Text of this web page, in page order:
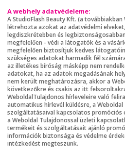
A webhely adatvédeleme:
A StudioFlash Beauty Kft. (a
létrehozta azokat az adatvédelmi
legdiszkrétebben és
megfelelően - védi a látogatók és a
megfelelően biztosítjuk kedves
szükséges adatokat harmadik fél
az illetékes bíróság másképp nem
adatokat, ha az adatok megadásának
nem került meghatározásra, akkor a
következőkre és csakis az itt
WeboldalTulajdonos hírleveleire való
automatikus hírlevél küldésre, a
szolgáltatásaival kapcsolatos promóciós
a Weboldal Tulajdonossal üzleti
termékeit és szolgáltatásait ajánló
információk biztonsága és védelme
intézkedést megteszünk.